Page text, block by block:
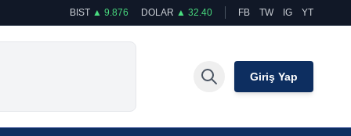
BIST ▲ 9.876 DOLAR ▲ 32.40 FB TW IG YT
Giriş Yap